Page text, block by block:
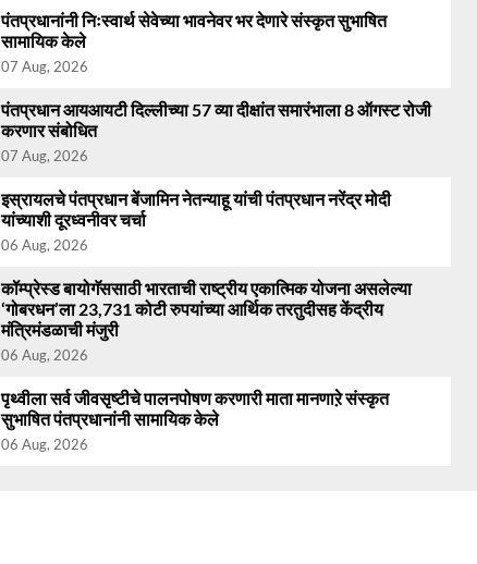
पंतप्रधानांनी निःस्वार्थ सेवेच्या भावनेवर भर देणारे संस्कृत सुभाषित
सामायिक केले
07 Aug, 2026
पंतप्रधान आयआयटी दिल्लीच्या 57 व्या दीक्षांत समारंभाला 8 ऑगस्ट रोजी
करणार संबोधित
07 Aug, 2026
इस्रायलचे पंतप्रधान बेंजामिन नेतन्याहू यांची पंतप्रधान नरेंद्र मोदी
यांच्याशी दूरध्वनीवर चर्चा
06 Aug, 2026
कॉम्प्रेस्ड बायोगॅससाठी भारताची राष्ट्रीय एकात्मिक योजना असलेल्या
‘गोबरधन’ला 23,731 कोटी रुपयांच्या आर्थिक तरतुदीसह केंद्रीय
मंत्रिमंडळाची मंजुरी
06 Aug, 2026
पृथ्वीला सर्व जीवसृष्टीचे पालनपोषण करणारी माता मानणाऱे संस्कृत
सुभाषित पंतप्रधानांनी सामायिक केले
06 Aug, 2026